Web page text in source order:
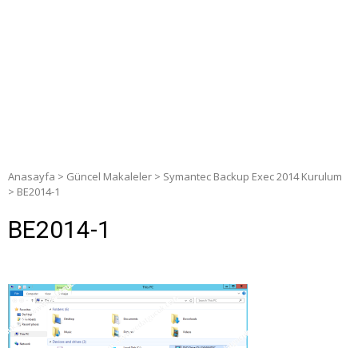
Anasayfa > Güncel Makaleler > Symantec Backup Exec 2014 Kurulum
> BE2014-1
BE2014-1